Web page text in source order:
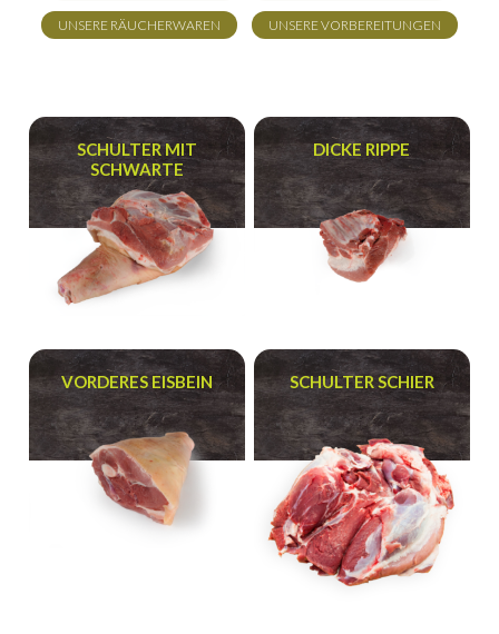
UNSERE RÄUCHERWAREN UNSERE VORBEREITUNGEN
SCHULTER MIT
SCHWARTE
DICKE RIPPE
VORDERES EISBEIN SCHULTER SCHIER